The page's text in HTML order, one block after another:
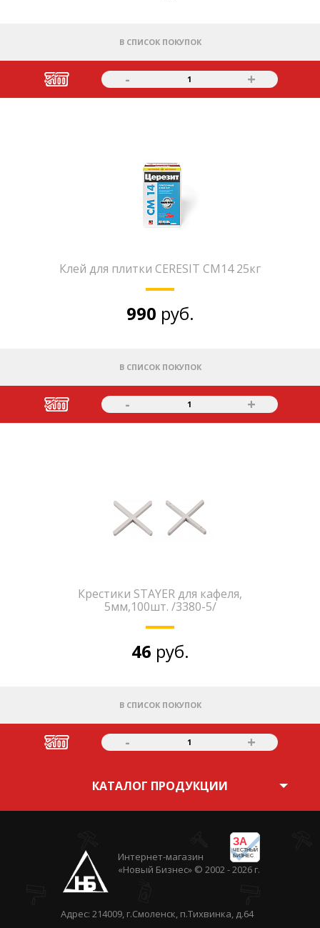
В СПИСОК ПОКУПОК
- 1 +
Клей для плитки CERESIT СМ14 25кг
990 руб.
В СПИСОК ПОКУПОК
- 1 +
Крестики STAYER для кафеля,
5мм,100шт. /3380-5/
46 руб.
В СПИСОК ПОКУПОК
- 1 +
КАТАЛОГ ПРОДУКЦИИ
ЗА
ЧЕСТНЫЙ
БИЗНЕС
Интернет-магазин
«Новый Бизнес» © 2002 - 2026 г.
Адрес: 214009, г.Смоленск, п.Тихвинка, д.64